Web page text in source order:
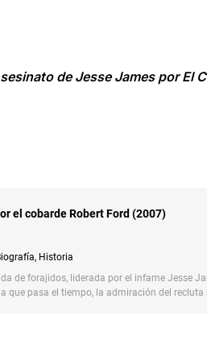
de Jesse James por El